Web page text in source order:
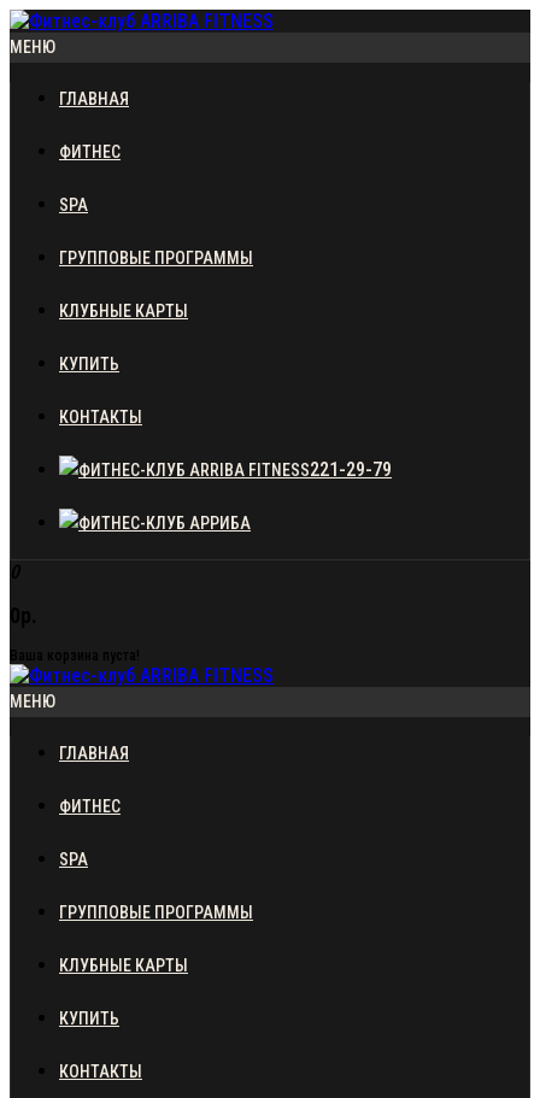
МЕНЮ
ГЛАВНАЯ
ФИТНЕС
SPA
ГРУППОВЫЕ ПРОГРАММЫ
КЛУБНЫЕ КАРТЫ
КУПИТЬ
КОНТАКТЫ
221-29-79
0
0р.
Ваша корзина пуста!
МЕНЮ
ГЛАВНАЯ
ФИТНЕС
SPA
ГРУППОВЫЕ ПРОГРАММЫ
КЛУБНЫЕ КАРТЫ
КУПИТЬ
КОНТАКТЫ